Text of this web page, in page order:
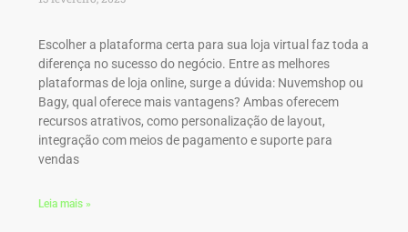
Escolher a plataforma certa para sua loja virtual faz toda a
diferença no sucesso do negócio. Entre as melhores
plataformas de loja online, surge a dúvida: Nuvemshop ou
Bagy, qual oferece mais vantagens? Ambas oferecem
recursos atrativos, como personalização de layout,
integração com meios de pagamento e suporte para
vendas
Leia mais »